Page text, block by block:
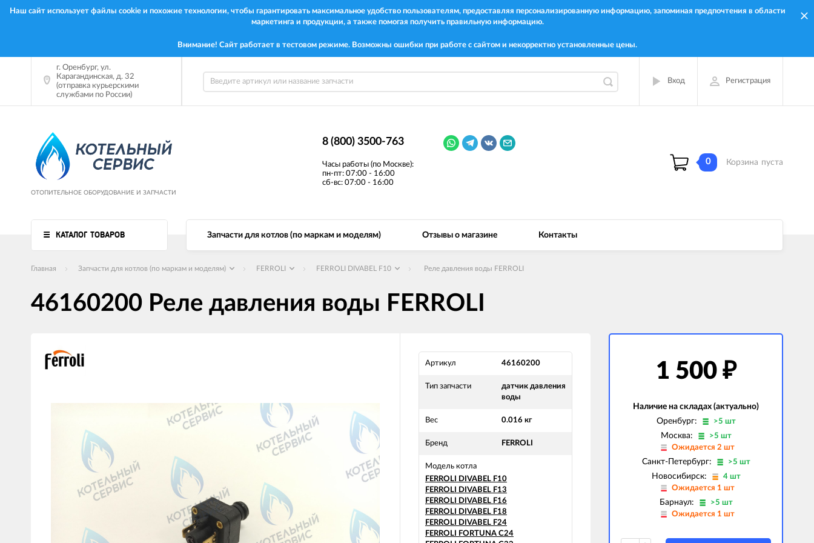
Наш сайт использует файлы cookie и похожие технологии, чтобы гарантировать максимальное удобство пользователям, предоставляя персонализированную информацию, запоминая предпочтения в области
маркетинга и продукции, а также помогая получить правильную информацию.
Внимание! Сайт работает в тестовом режиме. Возможны ошибки при работе с сайтом и некорректно установленные цены.
г. Оренбург, ул.
Карагандинская, д. 32
(отправка курьерскими
службами по России)
Вход Регистрация
ОТОПИТЕЛЬНОЕ ОБОРУДОВАНИЕ И ЗАПЧАСТИ
8 (800) 3500-763
Часы работы (по Москве):
пн-пт: 07:00 - 16:00
сб-вс: 07:00 - 16:00
0 Корзина пуста
КАТАЛОГ ТОВАРОВ Запчасти для котлов (по маркам и моделям) Отзывы о магазине Контакты
Главная Запчасти для котлов (по маркам и моделям) FERROLI FERROLI DIVABEL F10 Реле давления воды FERROLI
46160200 Реле давления воды FERROLI
товаров
Артикул 46160200
Тип запчасти
датчик давления
воды
Вес 0.016 кг
Бренд FERROLI
Модель котла
FERROLI DIVABEL F10
FERROLI DIVABEL F13
FERROLI DIVABEL F16
FERROLI DIVABEL F18
FERROLI DIVABEL F24
FERROLI FORTUNA C24
1 500 ₽
Наличие на складах (актуально)
Оренбург:
>5 шт
Москва:
>5 шт
Ожидается 2 шт
Санкт-Петербург: >5 шт
Новосибирск:
4 шт
Ожидается 1 шт
Барнаул:
>5 шт
Ожидается 1 шт